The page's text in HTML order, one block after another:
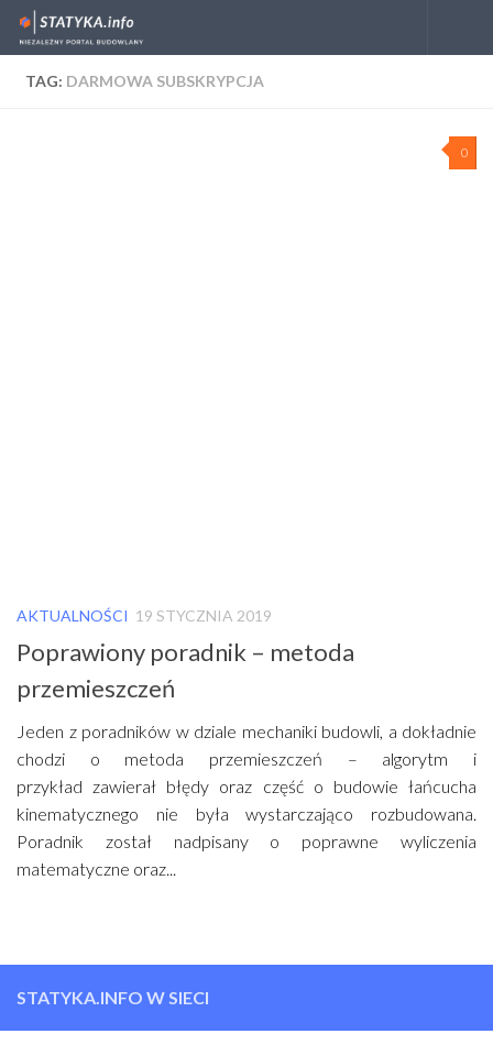
Skip to content
TAG: DARMOWA SUBSKRYPCJA
0
AKTUALNOŚCI 19 STYCZNIA 2019
Poprawiony poradnik – metoda
przemieszczeń
Jeden z poradników w dziale mechaniki budowli, a dokładnie
chodzi o metoda przemieszczeń – algorytm i
przykład zawierał błędy oraz część o budowie łańcucha
kinematycznego nie była wystarczająco rozbudowana.
Poradnik został nadpisany o poprawne wyliczenia
matematyczne oraz...
STATYKA.INFO W SIECI